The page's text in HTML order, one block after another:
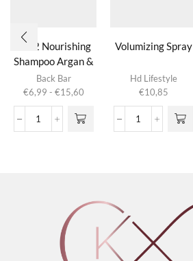
Nº02 Nourishing
Shampoo Argan &
Honey
Back Bar
€6,99 - €15,60Prijsklasse:
tot
Nº02
heeft
meerdere
Deze optie
Volumizing Spray
Hd Lifestyle
€10,85
Volumizing